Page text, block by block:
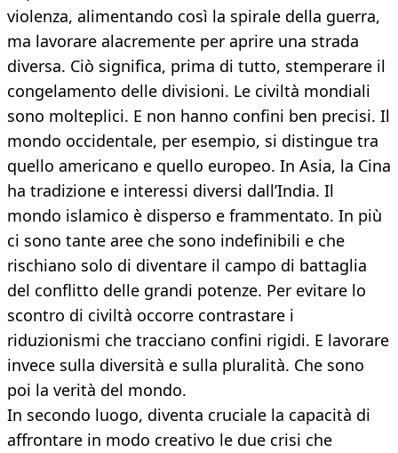
violenza, alimentando così la spirale della guerra,
ma lavorare alacremente per aprire una strada
diversa. Ciò significa, prima di tutto, stemperare il
congelamento delle divisioni. Le civiltà mondiali
sono molteplici. E non hanno confini ben precisi. Il
mondo occidentale, per esempio, si distingue tra
quello americano e quello europeo. In Asia, la Cina
ha tradizione e interessi diversi dall’India. Il
mondo islamico è disperso e frammentato. In più
ci sono tante aree che sono indefinibili e che
rischiano solo di diventare il campo di battaglia
del conflitto delle grandi potenze. Per evitare lo
scontro di civiltà occorre contrastare i
riduzionismi che tracciano confini rigidi. E lavorare
invece sulla diversità e sulla pluralità. Che sono
poi la verità del mondo.
In secondo luogo, diventa cruciale la capacità di
affrontare in modo creativo le due crisi che